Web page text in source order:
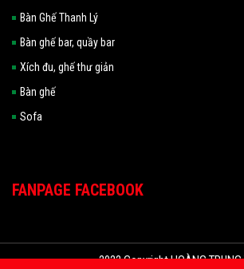
Bàn Ghế Thanh Lý
Bàn ghế bar, quầy bar
Xích đu, ghế thư giản
Bàn ghế
Sofa
FANPAGE FACEBOOK
2022 Copyright HOÀNG TRUNG